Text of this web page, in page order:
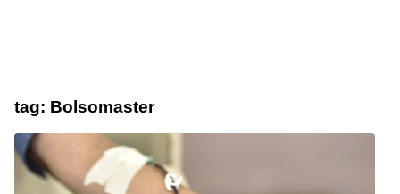
tag: Bolsomaster